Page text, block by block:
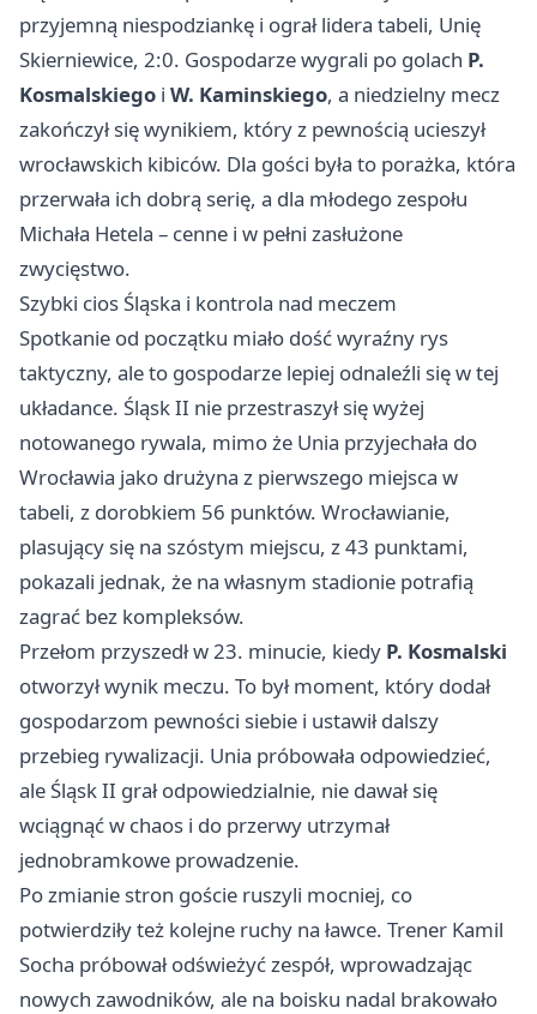
przyjemną niespodziankę i ograł lidera tabeli, Unię
Skierniewice, 2:0. Gospodarze wygrali po golach P.
Kosmalskiego i W. Kaminskiego, a niedzielny mecz
zakończył się wynikiem, który z pewnością ucieszył
wrocławskich kibiców. Dla gości była to porażka, która
przerwała ich dobrą serię, a dla młodego zespołu
Michała Hetela – cenne i w pełni zasłużone
zwycięstwo.
Szybki cios Śląska i kontrola nad meczem
Spotkanie od początku miało dość wyraźny rys
taktyczny, ale to gospodarze lepiej odnaleźli się w tej
układance. Śląsk II nie przestraszył się wyżej
notowanego rywala, mimo że Unia przyjechała do
Wrocławia jako drużyna z pierwszego miejsca w
tabeli, z dorobkiem 56 punktów. Wrocławianie,
plasujący się na szóstym miejscu, z 43 punktami,
pokazali jednak, że na własnym stadionie potrafią
zagrać bez kompleksów.
Przełom przyszedł w 23. minucie, kiedy P. Kosmalski
otworzył wynik meczu. To był moment, który dodał
gospodarzom pewności siebie i ustawił dalszy
przebieg rywalizacji. Unia próbowała odpowiedzieć,
ale Śląsk II grał odpowiedzialnie, nie dawał się
wciągnąć w chaos i do przerwy utrzymał
jednobramkowe prowadzenie.
Po zmianie stron goście ruszyli mocniej, co
potwierdziły też kolejne ruchy na ławce. Trener Kamil
Socha próbował odświeżyć zespół, wprowadzając
nowych zawodników, ale na boisku nadal brakowało